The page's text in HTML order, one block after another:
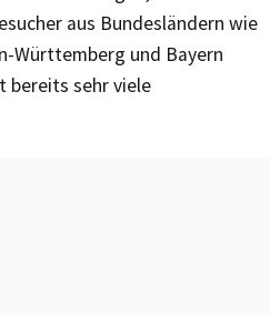
aus Bundesländern wie
Württemberg und Bayern
bereits sehr viele